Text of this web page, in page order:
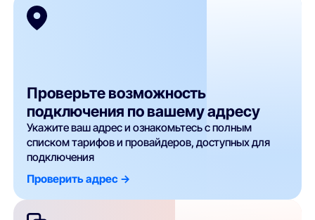
Проверьте возможность
подключения по вашему адресу
Укажите ваш адрес и ознакомьтесь с полным
списком тарифов и провайдеров, доступных для
подключения
Проверить адрес ->